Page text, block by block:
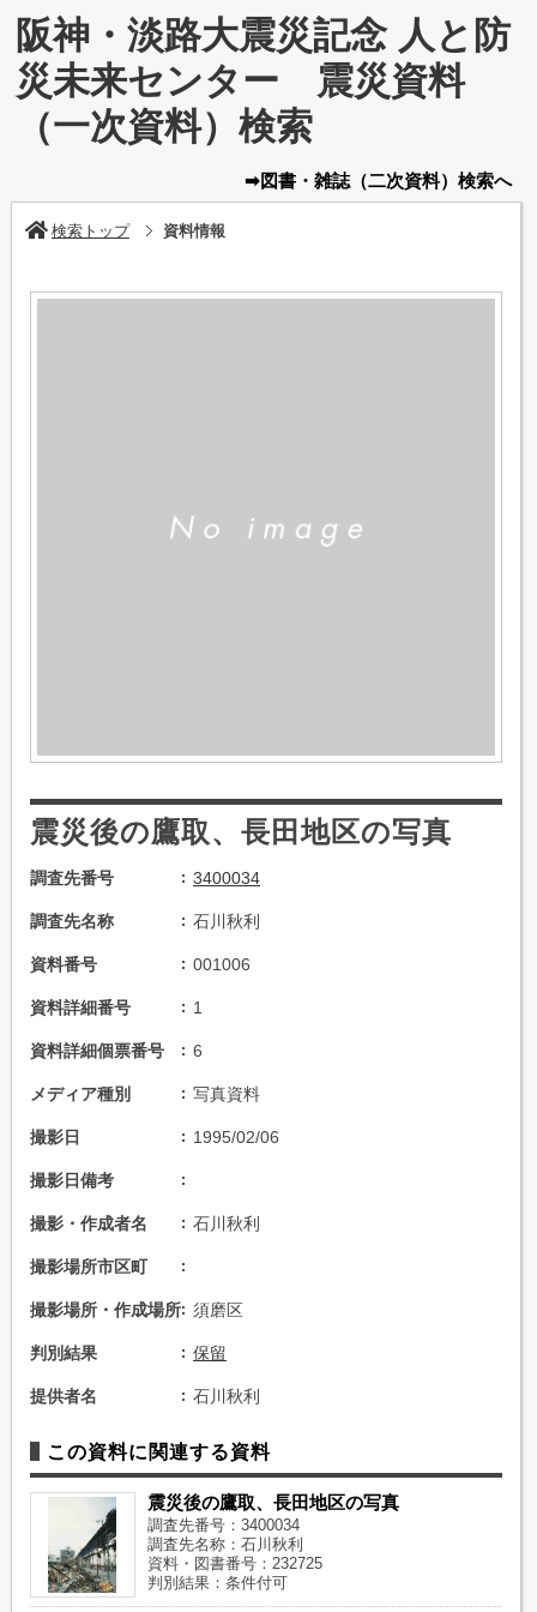
阪神・淡路大震災記念 人と防
災未来センター 震災資料
（一次資料）検索
➡図書・雑誌（二次資料） 検索へ
検索トップ 資料情報
震災後の鷹取、長田地区の写真
調査先番号 3400034
調査先名称 石川秋利
資料番号 001006
資料詳細番号 1
資料詳細個票番号 6
メディア種別 写真資料
撮影日 1995/02/06
撮影日備考
撮影・作成者名 石川秋利
撮影場所市区町
撮影場所・作成場所 須磨区
判別結果 保留
提供者名 石川秋利
この資料に関連する資料
震災後の鷹取、長田地区の写真
調査先番号：3400034
調査先名称：石川秋利
資料・図書番号：232725
判別結果：条件付可